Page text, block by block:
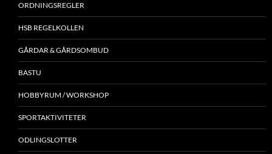
ORDNINGSREGLER
HSB REGELKOLLEN
GÅRDAR & GÅRDSOMBUD
BASTU
HOBBYRUM / WORKSHOP
SPORTAKTIVITETER
ODLINGSLOTTER